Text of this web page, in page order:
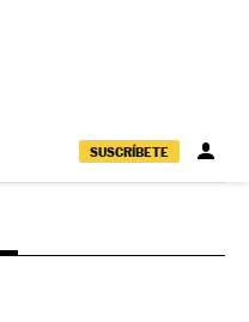
SUSCRÍBETE